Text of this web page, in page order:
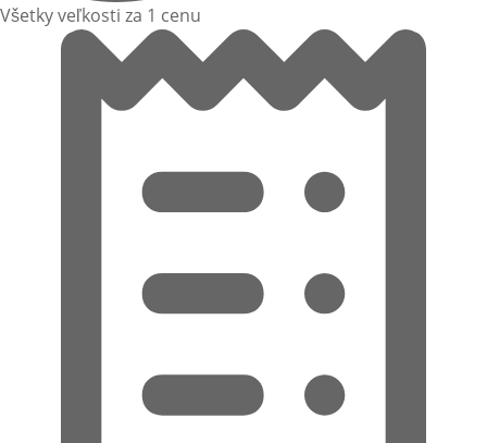
Všetky veľkosti za 1 cenu